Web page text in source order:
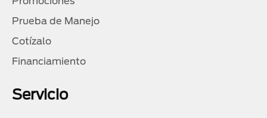
Prueba de Manejo
Cotízalo
Financiamiento
Servicio